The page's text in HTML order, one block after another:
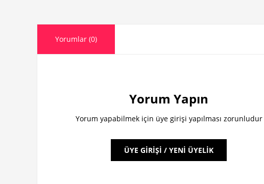
Yorumlar (0)
Yorum Yapın
Yorum yapabilmek için üye girişi yapılması zorunludur
ÜYE GİRİŞİ / YENİ ÜYELİK